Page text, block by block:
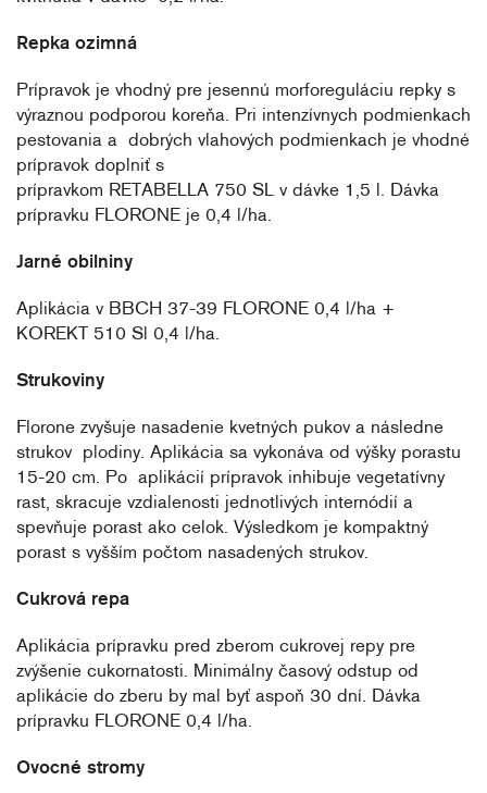
Repka ozimná
Prípravok je vhodný pre jesennú morforeguláciu repky s
výraznou podporou koreňa. Pri intenzívnych podmienkach
pestovania a dobrých vlahových podmienkach je vhodné
prípravok doplniť s
prípravkom RETABELLA 750 SL v dávke 1,5 l. Dávka
prípravku FLORONE je 0,4 l/ha.
Jarné obilniny
Aplikácia v BBCH 37-39 FLORONE 0,4 l/ha +
KOREKT 510 Sl 0,4 l/ha.
Strukoviny
Florone zvyšuje nasadenie kvetných pukov a následne
strukov plodiny. Aplikácia sa vykonáva od výšky porastu
15-20 cm. Po aplikácií prípravok inhibuje vegetatívny
rast, skracuje vzdialenosti jednotlivých internódií a
spevňuje porast ako celok. Výsledkom je kompaktný
porast s vyšším počtom nasadených strukov.
Cukrová repa
Aplikácia prípravku pred zberom cukrovej repy pre
zvýšenie cukornatosti. Minimálny časový odstup od
aplikácie do zberu by mal byť aspoň 30 dní. Dávka
prípravku FLORONE 0,4 l/ha.
Ovocné stromy